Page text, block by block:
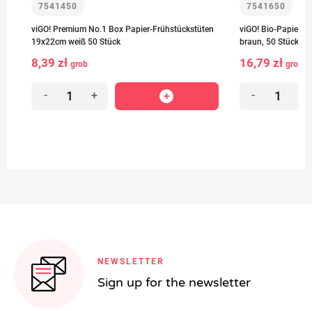
7541450
viGO! Premium No.1 Box Papier-Frühstückstüten
19x22cm weiß 50 Stück
8,39 zł grob
- +
7541650
viGO! Bio-Papier-
braun, 50 Stück
16,79 zł grob
-
NEWSLETTER
Sign up for the newsletter